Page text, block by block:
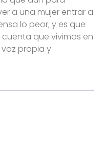
a una mujer entrar a
lo peor; y es que
que vivimos en
voz propia y